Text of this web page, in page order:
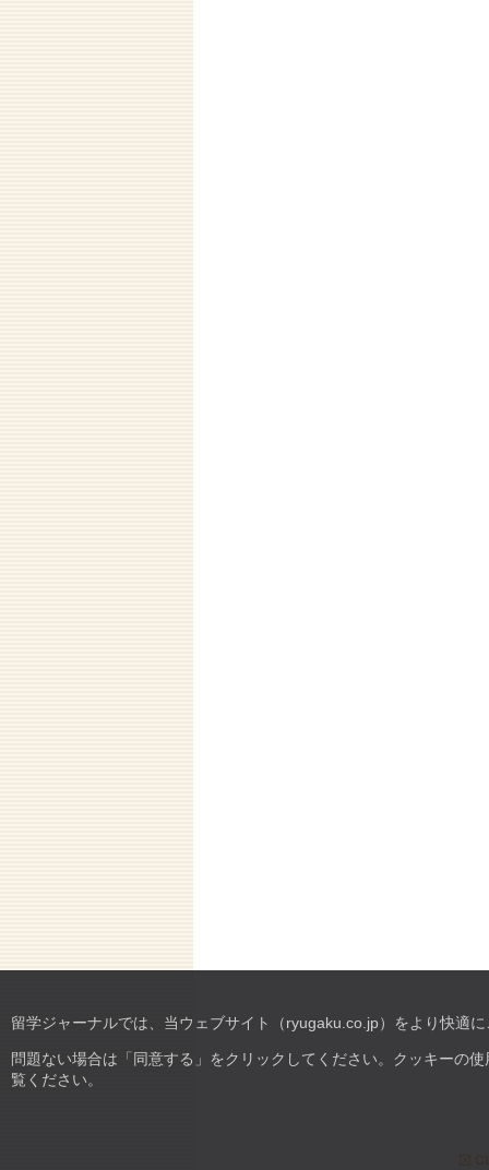
留学ジャーナルでは、当ウェブサイト（ryugaku.co.jp）をより快適
問題ない場合は「同意する」をクリックしてください。クッキーの
覧ください。